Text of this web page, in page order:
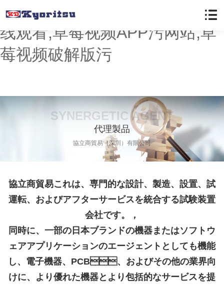
草莓视频懂你更多,草莓色版在
线观看,草莓视频APP污网站,草
莓视频破解版污
SYNERGETIC AGENT
代理製品
協立商貿易（深圳）有限公司
協立商貿易これは、専門的な設計、製造、設置、試
運転、およびアフターサービスを統合する試験装置
会社です。，
同時に、一部の日本ブランドの機器またはソフトウ
ェアアプリケーションのエージェントとしても機能
し、電子機器、PCB、およびその他の業界向
けに、より優れた機器とより包括的なサービスを提